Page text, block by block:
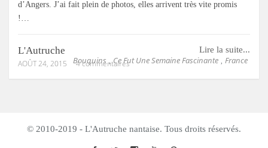
d’Angers. J’ai fait plein de photos, elles arrivent très vite promis
!…
Lire la suite...
Bouquins , Ce Fut Une Semaine Fascinante , France
L'Autruche
AOÛT 24, 2015 4 commentaires
© 2010-2019 - L'Autruche nantaise. Tous droits réservés.